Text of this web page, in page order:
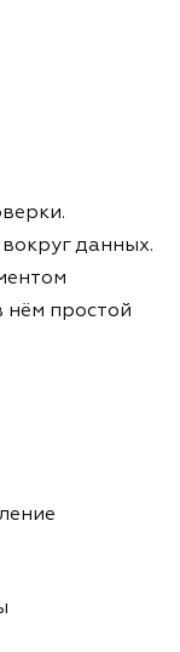
данных.
нём простой